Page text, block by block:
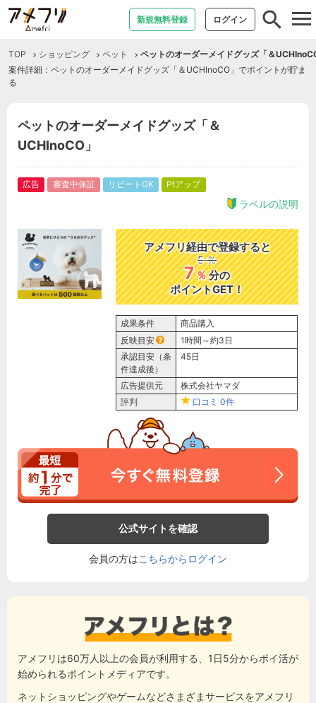
新規無料登録 ログイン
TOP ショッピング ペット
ペットのオーダーメイドグッズ「＆
案件詳細：ペットのオーダーメイドグッズ「＆UCHInoCO」でポイントが貯ま
る
ペットのオーダーメイドグッズ「＆
UCHInoCO」
広告 審査中保証 リピートOK Ptアップ
ラベルの説明
アメフリ経由で登録すると
5 ％
7％分の
ポイントGET！
成果条件
商品購入
反映目安
1時間～約3日
承認目安（条
件達成後）
45日
広告提供元
株式会社ヤマダ
評判
口コミ 0件
公式サイトを確認
会員の方はこちらからログイン
アメフリは60万人以上の会員が利用する、1日5分からポイ活が
始められるポイントメディアです。
ネットショッピングやゲームなどさまざまサービスをアメフリ